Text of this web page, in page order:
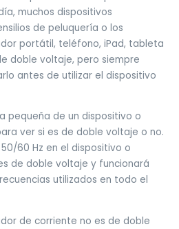
muchos dispositivos
de peluquería o los
portátil, teléfono, iPad, tableta
doble voltaje, pero siempre
antes de utilizar el dispositivo
pequeña de un dispositivo o
ver si es de doble voltaje o no.
60 Hz en el dispositivo o
de doble voltaje y funcionará
utilizados en todo el
de corriente no es de doble